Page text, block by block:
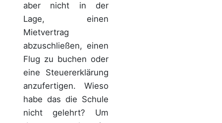
aber nicht in der
Lage, einen
Mietvertrag
abzuschließen, einen
Flug zu buchen oder
eine Steuererklärung
anzufertigen. Wieso
habe das die Schule
nicht gelehrt? Um